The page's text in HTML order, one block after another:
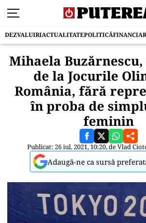
DEZVALUIRIACTUALITATEPOLITICĂFINANCIAR
Mihaela
de la Jocurile
România, fără
în proba de
feminin
Publicat: 26 iul. 2021, 10:20, deVlad
Adaugă-ne ca sursă